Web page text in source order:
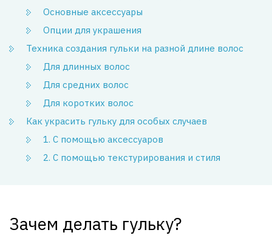
Основные аксессуары
Опции для украшения
Техника создания гульки на разной длине волос
Для длинных волос
Для средних волос
Для коротких волос
Как украсить гульку для особых случаев
1. С помощью аксессуаров
2. С помощью текстурирования и стиля
Зачем делать гульку?